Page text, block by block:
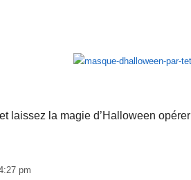
laissez la magie d’Halloween opérer
pm